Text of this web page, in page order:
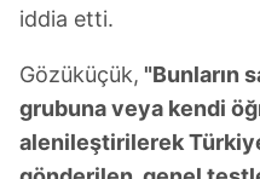
iddia etti.
Gözüküçük, "Bunların
grubuna veya kendi
alenileştirilerek